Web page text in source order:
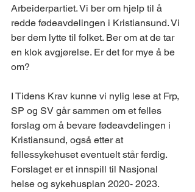
Arbeiderpartiet. Vi ber om hjelp til å
redde fødeavdelingen i Kristiansund. Vi
ber dem lytte til folket. Ber om at de tar
en klok avgjørelse. Er det for mye å be
om?
I Tidens Krav kunne vi nylig lese at Frp,
SP og SV går sammen om et felles
forslag om å bevare fødeavdelingen i
Kristiansund, også etter at
fellessykehuset eventuelt står ferdig.
Forslaget er et innspill til Nasjonal
helse og sykehusplan 2020- 2023.